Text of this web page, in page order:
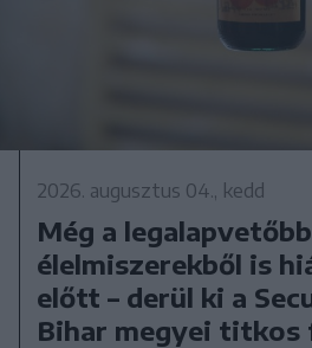
2026. augusztus 04., kedd
Még a legalapvetőbb
élelmiszerekből is
előtt – derül ki a
Bihar megyei titkos